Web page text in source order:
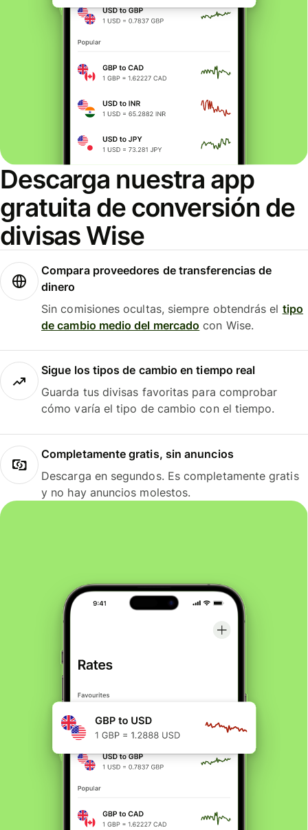
Descarga nuestra app
gratuita de conversión de
divisas Wise
Compara proveedores de transferencias de
dinero
Sin comisiones ocultas, siempre obtendrás el tipo
de cambio medio del mercado con Wise.
Sigue los tipos de cambio en tiempo real
Guarda tus divisas favoritas para comprobar
cómo varía el tipo de cambio con el tiempo.
Completamente gratis, sin anuncios
Descarga en segundos. Es completamente gratis
y no hay anuncios molestos.